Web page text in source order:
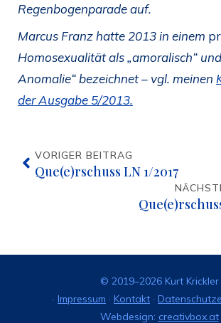
Regenbogenparade auf.
Marcus Franz hatte 2013 in einem
Homosexualität als „amoralisch“
Anomalie“ bezeichnet – vgl. meinen
der Ausgabe 5/2013.
VORIGER BEITRAG
Que(e)rschuss LN 1/2017
© 2019–2026 Kurt Krickler
· Impressum · Kontakt ·
Webdesign: creativbox.at